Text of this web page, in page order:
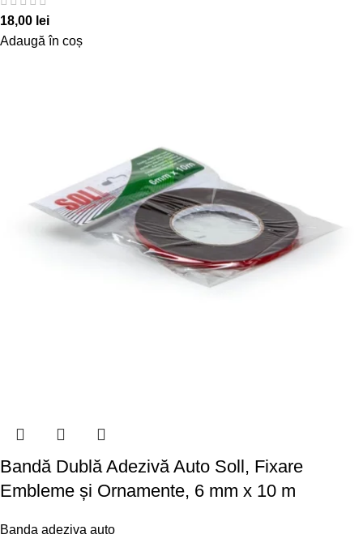
18,00 lei
Adaugă în coș
Bandă Dublă Adezivă Auto Soll, Fixare
Embleme și Ornamente, 6 mm x 10 m
Banda adeziva auto